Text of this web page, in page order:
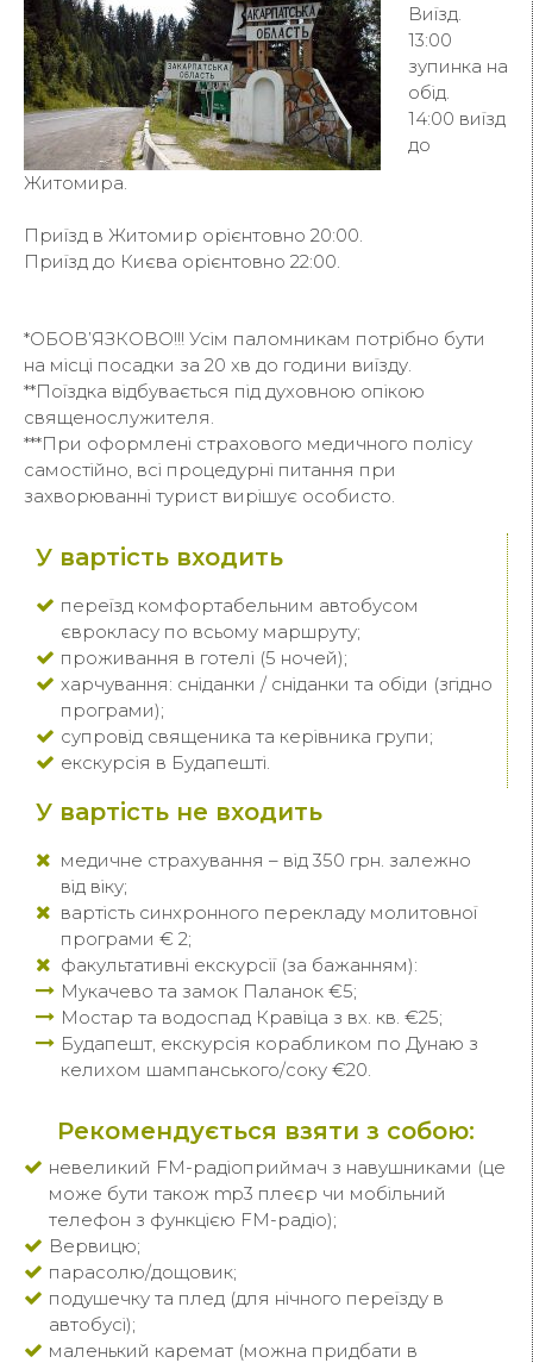
Виїзд.
13:00
зупинка на
обід.
14:00 виїзд
до
Житомира.
Приїзд в Житомир орієнтовно 20:00.
Приїзд до Києва орієнтовно 22:00.
*ОБОВ’ЯЗКОВО!!! Усім паломникам потрібно бути
на місці посадки за 20 хв до години виїзду.
**Поїздка відбувається під духовною опікою
священослужителя.
***При оформлені страхового медичного полісу
самостійно, всі процедурні питання при
захворюванні турист вирішує особисто.
У вартість входить
переїзд комфортабельним автобусом
єврокласу по всьому маршруту;
проживання в готелі (5 ночей);
харчування: сніданки / сніданки та обіди (згідно
програми);
супровід священика та керівника групи;
екскурсія в Будапешті.
У вартість не входить
медичне страхування – від 350 грн. залежно
від віку;
вартість синхронного перекладу молитовної
програми € 2;
факультативні екскурсії (за бажанням):
Мукачево та замок Паланок €5;
Мостар та водоспад Кравіца з вх. кв. €25;
Будапешт, екскурсія корабликом по Дунаю з
келихом шампанського/соку €20.
Рекомендується взяти з собою:
невеликий FM-радіоприймач з навушниками (це
може бути також mp3 плеєр чи мобільний
телефон з функцією FM-радіо);
Вервицю;
парасолю/дощовик;
подушечку та плед (для нічного переїзду в
автобусі);
маленький каремат (можна придбати в